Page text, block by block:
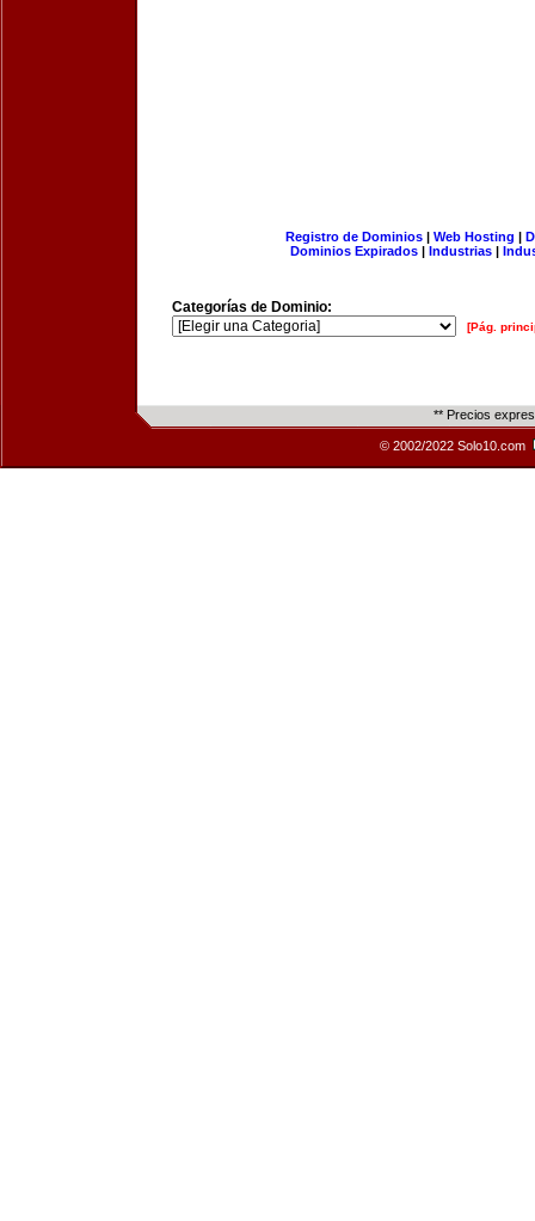
Registro de Dominios| Web Hosting |
Dominios Expirados | Industrias |
Categorías de Dominio:
[Pág.
** Precios
© 2002/2022 Solo10.com